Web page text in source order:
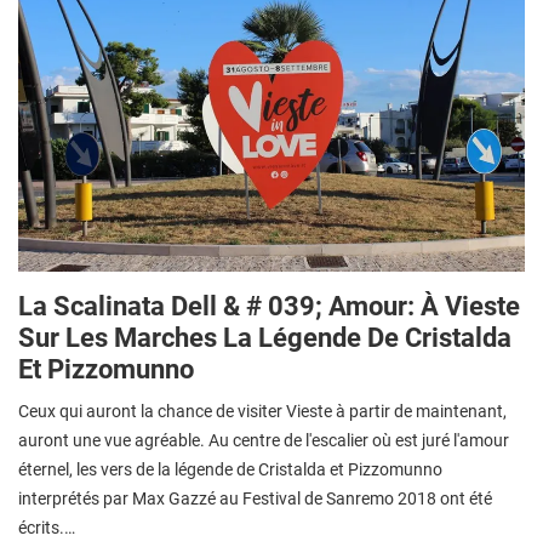
La Scalinata Dell & # 039; Amour: À Vieste
Sur Les Marches La Légende De Cristalda
Et Pizzomunno
Ceux qui auront la chance de visiter Vieste à partir de maintenant,
auront une vue agréable. Au centre de l'escalier où est juré l'amour
éternel, les vers de la légende de Cristalda et Pizzomunno
interprétés par Max Gazzé au Festival de Sanremo 2018 ont été
écrits.…